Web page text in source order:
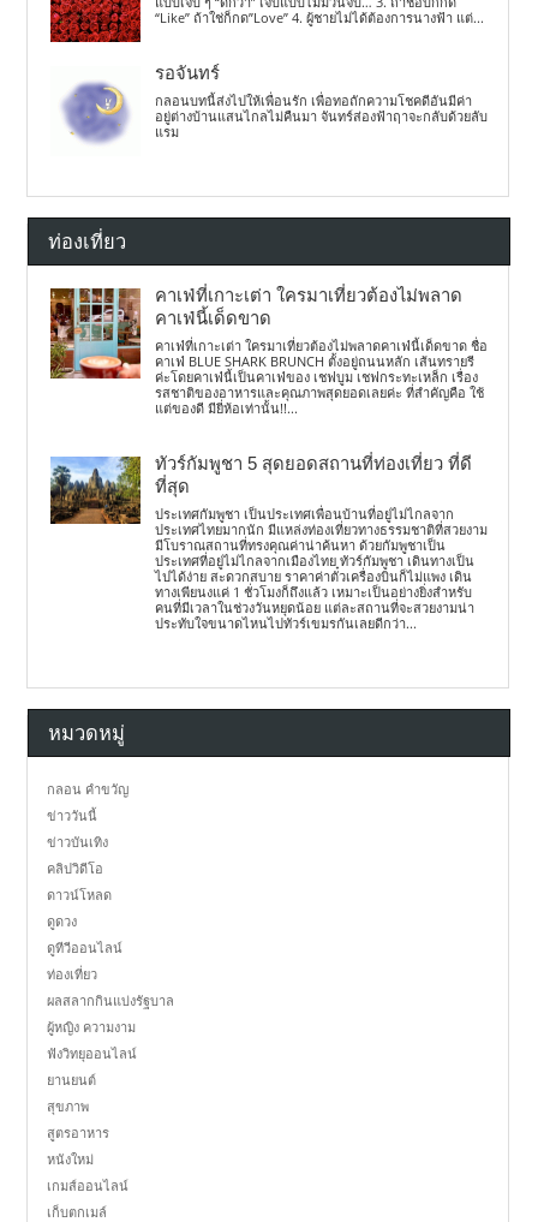
“Like” ถ้าใช่ก็กด”Love” 4. ผู้ชายไม่ได้ต้องการนางฟ้า แต่...
รอจันทร์
กลอนบทนี้ส่งไปให้เพื่อนรัก เพื่อทอถักความโชคดีอันมีค่า
อยู่ต่างบ้านแสนไกลไม่คืนมา จันทร์ส่องฟ้าฤาจะกลับด้วยลับ
แรม
ท่องเที่ยว
คาเฟ่ที่เกาะเต่า ใครมาเที่ยวต้องไม่พลาด
คาเฟ่นี้เด็ดขาด
คาเฟ่ที่เกาะเต่า ใครมาเที่ยวต้องไม่พลาดคาเฟ่นี้เด็ดขาด ชื่อ
คาเฟ่ BLUE SHARK BRUNCH ตั้งอยู่ถนนหลัก เส้นทรายรี
ค่ะโดยคาเฟ่นี้เป็นคาเฟ่ของ เชฟบูม เชฟกระทะเหล็ก เรื่อง
รสชาติของอาหารและคุณภาพสุดยอดเลยค่ะ ที่สำคัญคือ ใช้
แต่ของดี มียี่ห้อเท่านั้น!!...
ทัวร์กัมพูชา 5 สุดยอดสถานที่ท่องเที่ยว ที่ดี
ที่สุด
ประเทศกัมพูชา เป็นประเทศเพื่อนบ้านที่อยู่ไม่ไกลจาก
ประเทศไทยมากนัก มีแหล่งท่องเที่ยวทางธรรมชาติที่สวยงาม
มีโบราณสถานที่ทรงคุณค่าน่าค้นหา ด้วยกัมพูชาเป็น
ประเทศที่อยู่ไม่ไกลจากเมืองไทย ทัวร์กัมพูชา เดินทางเป็น
ไปได้ง่าย สะดวกสบาย ราคาค่าตั๋วเครื่องบินก็ไม่แพง เดิน
ทางเพียนงแค่ 1 ชั่วโมงก็ถึงแล้ว เหมาะเป็นอย่างยิ่งสำหรับ
คนที่มีเวลาในช่วงวันหยุดน้อย แต่ละสถานที่จะสวยงามน่า
ประทับใจขนาดไหนไปทัวร์เขมรกันเลยดีกว่า...
หมวดหมู่
กลอน คำขวัญ
ข่าววันนี้
ข่าวบันเทิง
คลิปวิดีโอ
ดาวน์โหลด
ดูดวง
ดูทีวีออนไลน์
ท่องเที่ยว
ผลสลากกินแบ่งรัฐบาล
ผู้หญิง ความงาม
ฟังวิทยุออนไลน์
ยานยนต์
สุขภาพ
สูตรอาหาร
หนังใหม่
เกมส์ออนไลน์
เก็บตกเมล์